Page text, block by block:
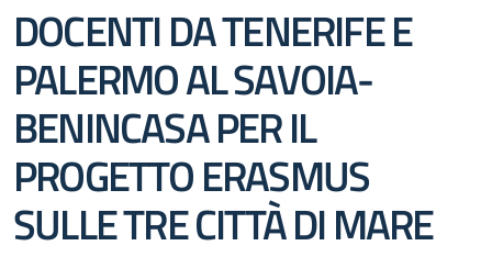
DOCENTI DA TENERIFE E
PALERMO AL SAVOIA-
BENINCASA PER IL
PROGETTO ERASMUS
SULLE TRE CITTÀ DI MARE